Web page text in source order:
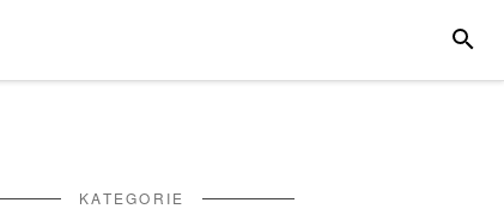
KATEGORIE